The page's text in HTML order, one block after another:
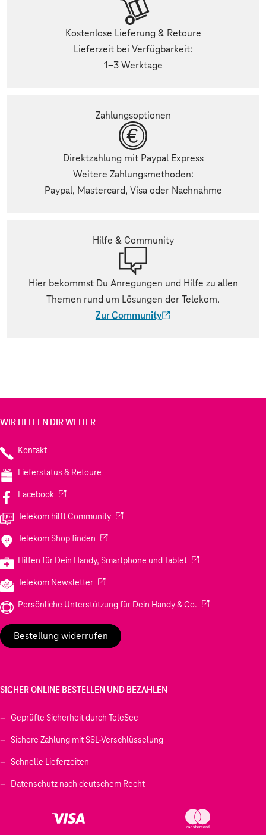
Kostenlose Lieferung & Retoure
Lieferzeit bei Verfügbarkeit:
1-3 Werktage
Zahlungsoptionen
Direktzahlung mit Paypal Express
Weitere Zahlungsmethoden:
Paypal, Mastercard, Visa oder Nachnahme
Hilfe & Community
Hier bekommst Du Anregungen und Hilfe zu allen
Themen rund um Lösungen der Telekom.
Zur Community
(Der Link wird in einem neuen Tab
WIR HELFEN DIR WEITER
Kontakt
Lieferstatus & Retoure
Facebook(Wird in einem neuen Tab geöffnet)
Telekom hilft Community(Wird in einem neuen Tab geöffnet)
Telekom Shop finden (Wird in einem neuen Tab geöffnet)
Hilfen für Dein Handy, Smartphone und Tablet(Wird in einem
Telekom Newsletter(Wird in einem neuen Tab geöffnet)
Persönliche Unterstützung für Dein Handy & Co. (Wird in einem
Bestellung widerrufen
SICHER ONLINE BESTELLEN UND BEZAHLEN
Geprüfte Sicherheit durch TeleSec
Sichere Zahlung mit SSL-Verschlüsselung
Schnelle Lieferzeiten
Datenschutz nach deutschem Recht